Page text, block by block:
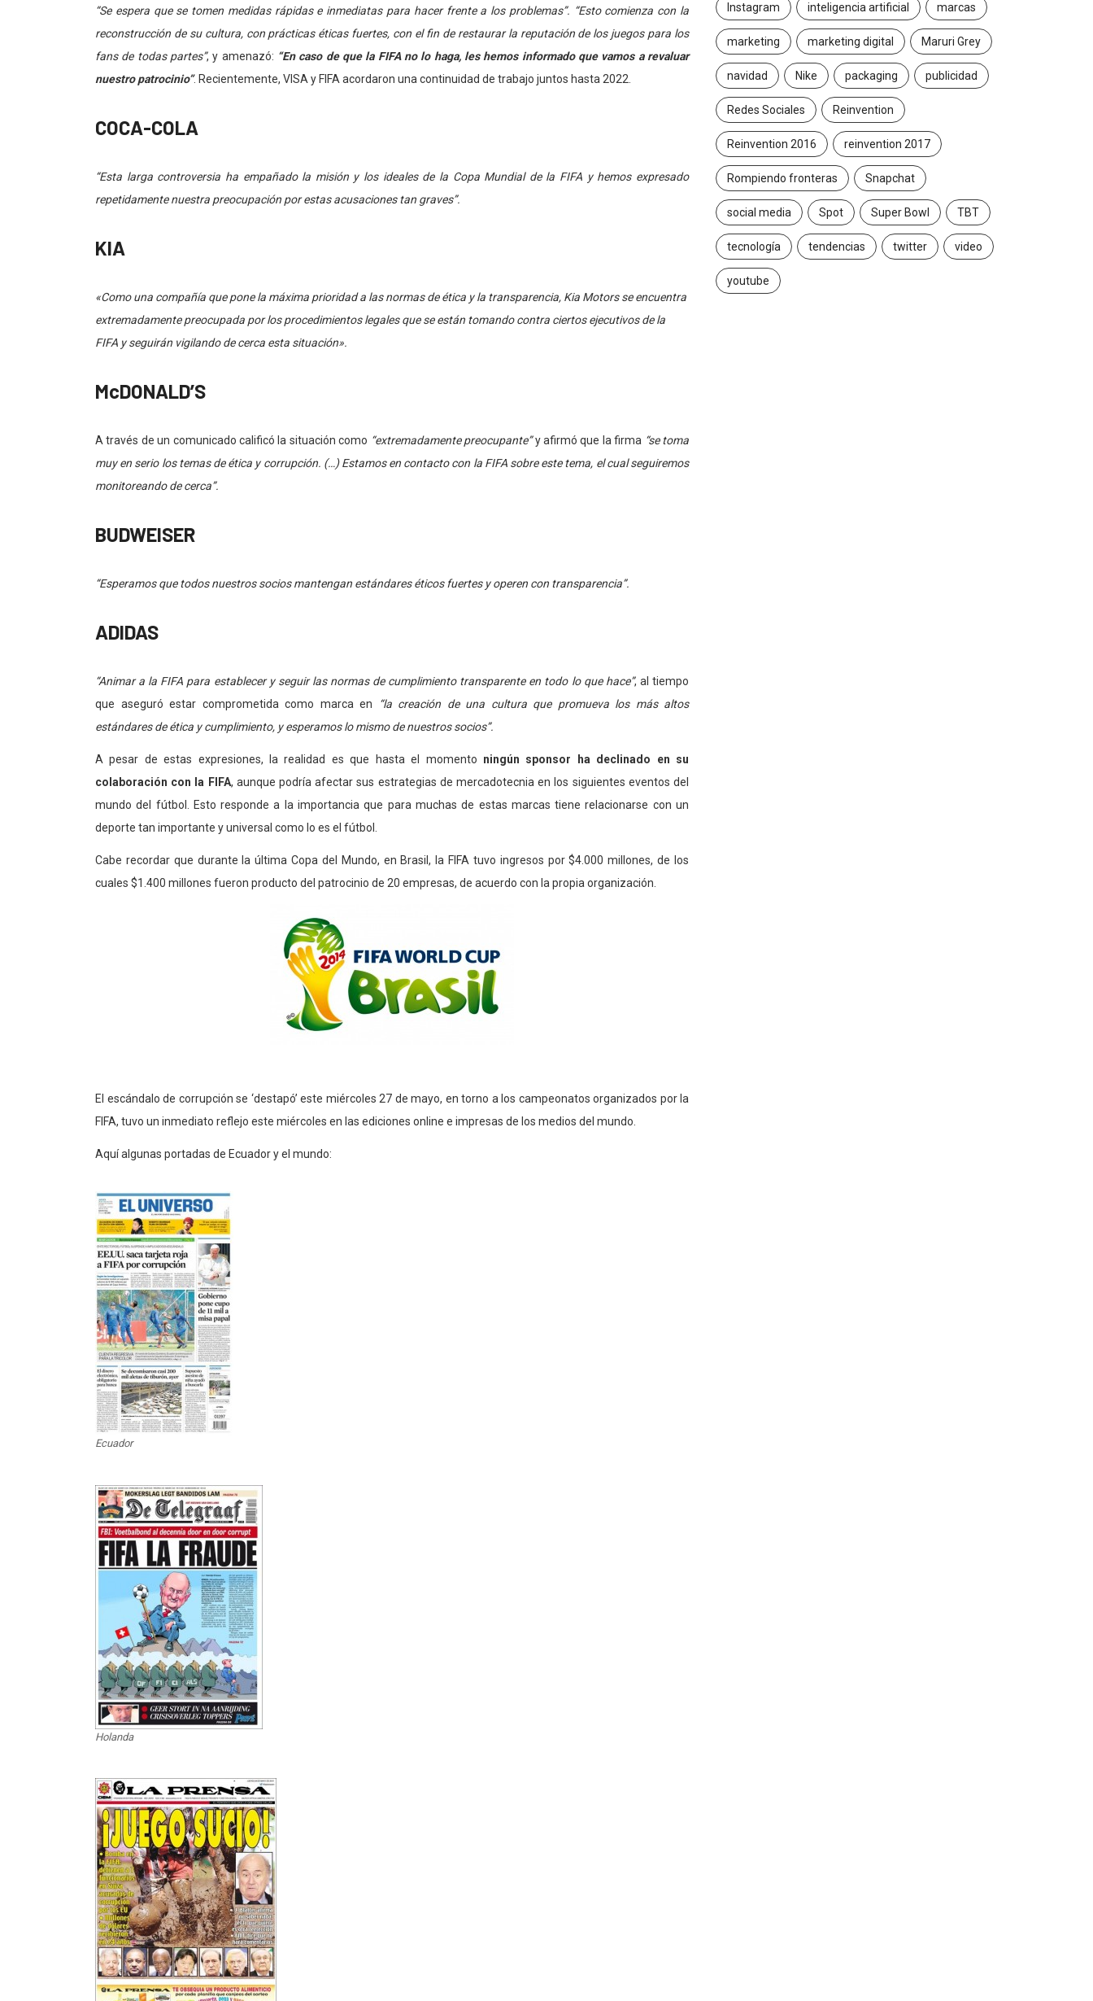
“Se espera que se tomen medidas rápidas e inmediatas para hacer frente a los problemas”. “Esto comienza con la
reconstrucción de su cultura, con prácticas éticas fuertes, con el fin de restaurar la reputación de los juegos para los
fans de todas partes”, y amenazó: “En caso de que la FIFA no lo haga, les hemos informado que vamos a revaluar
nuestro patrocinio”. Recientemente, VISA y FIFA acordaron una continuidad de trabajo juntos hasta 2022.
COCA-COLA
“Esta larga controversia ha empañado la misión y los ideales de la Copa Mundial de la FIFA y hemos expresado
repetidamente nuestra preocupación por estas acusaciones tan graves”.
KIA
«Como una compañía que pone la máxima prioridad a las normas de ética y la transparencia, Kia Motors se encuentra
extremadamente preocupada por los procedimientos legales que se están tomando contra ciertos ejecutivos de la
FIFA y seguirán vigilando de cerca esta situación».
McDONALD’S
A través de un comunicado calificó la situación como “extremadamente preocupante”y afirmó que la firma “se toma
muy en serio los temas de ética y corrupción. (…) Estamos en contacto con la FIFA sobre este tema, el cual seguiremos
monitoreando de cerca”.
BUDWEISER
“Esperamos que todos nuestros socios mantengan estándares éticos fuertes y operen con transparencia”.
ADIDAS
“Animar a la FIFA para establecer y seguir las normas de cumplimiento transparente en todo lo que hace”, al tiempo
que aseguró estar comprometida como marca en
“la creación de una cultura que promueva los más altos
estándares de ética y cumplimiento, y esperamos lo mismo de nuestros socios”.
A pesar de estas expresiones, la realidad es que hasta el momento ningún sponsor ha declinado en su
colaboración con la FIFA, aunque podría afectar sus estrategias de mercadotecnia en los siguientes eventos del
mundo del fútbol. Esto responde a la importancia que para muchas de estas marcas tiene relacionarse con un
deporte tan importante y universal como lo es el fútbol.
Cabe recordar que durante la última Copa del Mundo, en Brasil, la FIFA tuvo ingresos por $4.000 millones, de los
cuales $1.400 millones fueron producto del patrocinio de 20 empresas, de acuerdo con la propia organización.
El escándalo de corrupción se ‘destapó’ este miércoles 27 de mayo, en torno a los campeonatos organizados por la
FIFA, tuvo un inmediato reflejo este miércoles en las ediciones online e impresas de los medios del mundo.
Aquí algunas portadas de Ecuador y el mundo:
Ecuador
Holanda
Instagram inteligencia artificial marcas
marketing marketing digital Maruri Grey
navidad Nike packaging publicidad
Redes Sociales Reinvention
Reinvention 2016 reinvention 2017
Rompiendo fronteras Snapchat
social media Spot Super Bowl TBT
tecnología tendencias twitter video
youtube